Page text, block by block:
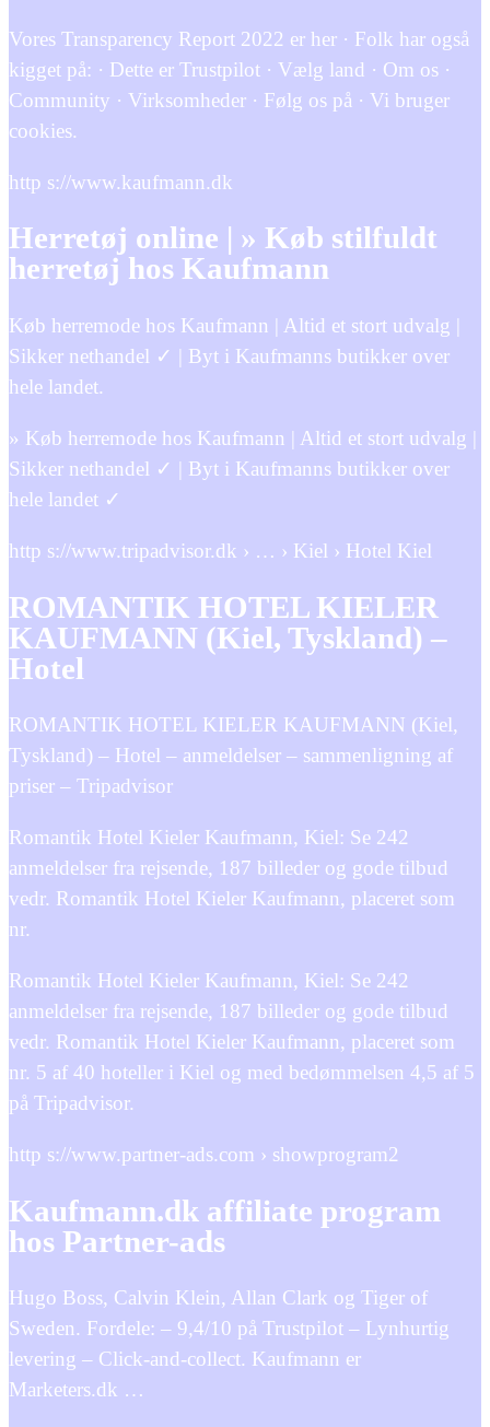
Vores Transparency Report 2022 er her · Folk har også
kigget på: · Dette er Trustpilot · Vælg land · Om os ·
Community · Virksomheder · Følg os på · Vi bruger
cookies.
http s://www.kaufmann.dk
Herretøj online | » Køb stilfuldt
herretøj hos Kaufmann
Køb herremode hos Kaufmann | Altid et stort udvalg |
Sikker nethandel ✓ | Byt i Kaufmanns butikker over
hele landet.
» Køb herremode hos Kaufmann | Altid et stort udvalg |
Sikker nethandel ✓ | Byt i Kaufmanns butikker over
hele landet ✓
http s://www.tripadvisor.dk › … › Kiel › Hotel Kiel
ROMANTIK HOTEL KIELER
KAUFMANN (Kiel, Tyskland) –
Hotel
ROMANTIK HOTEL KIELER KAUFMANN (Kiel,
Tyskland) – Hotel – anmeldelser – sammenligning af
priser – Tripadvisor
Romantik Hotel Kieler Kaufmann, Kiel: Se 242
anmeldelser fra rejsende, 187 billeder og gode tilbud
vedr. Romantik Hotel Kieler Kaufmann, placeret som
nr.
Romantik Hotel Kieler Kaufmann, Kiel: Se 242
anmeldelser fra rejsende, 187 billeder og gode tilbud
vedr. Romantik Hotel Kieler Kaufmann, placeret som
nr. 5 af 40 hoteller i Kiel og med bedømmelsen 4,5 af 5
på Tripadvisor.
http s://www.partner-ads.com › showprogram2
Kaufmann.dk affiliate program
hos Partner-ads
Hugo Boss, Calvin Klein, Allan Clark og Tiger of
Sweden. Fordele: – 9,4/10 på Trustpilot – Lynhurtig
levering – Click-and-collect. Kaufmann er
Marketers.dk …